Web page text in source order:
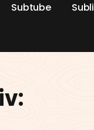
Subtube Subli